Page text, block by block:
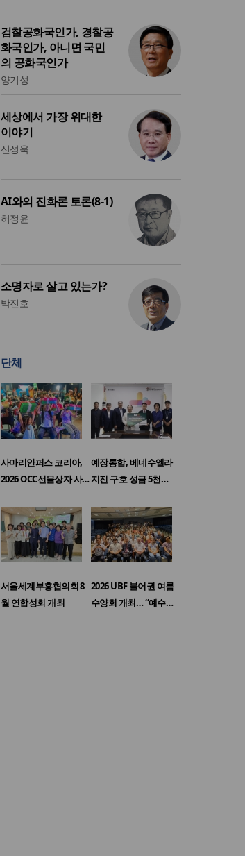
검찰공화국인가, 경찰공
화국인가, 아니면 국민
의 공화국인가
양기성
세상에서 가장 위대한
이야기
신성욱
AI와의 진화론 토론(8-1)
허정윤
소명자로 살고 있는가?
박진호
단체
사마리안퍼스 코리아,
2026 OCC선물상자 사…
예장통합, 베네수엘라
지진 구호 성금 5천…
서울세계부흥협의회 8
월 연합성회 개최
2026 UBF 불어권 여름
수양회 개최… “예수…